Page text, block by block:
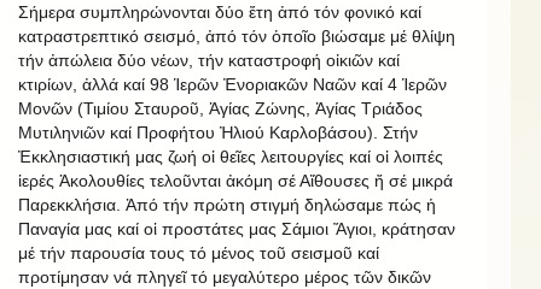
Σήμερα συμπληρώνονται δύο ἔτη ἀπό τόν φονικό καί
κατραστρεπτικό σεισμό, ἀπό τόν ὁποῖο βιώσαμε μέ θλίψη
τήν ἀπώλεια δύο νέων, τήν καταστροφή οἰκιῶν καί
κτιρίων, ἀλλά καί 98 Ἱερῶν Ἐνοριακῶν Ναῶν καί 4 Ἱερῶν
Μονῶν (Τιμίου Σταυροῦ, Ἁγίας Ζώνης, Ἁγίας Τριάδος
Μυτιληνιῶν καί Προφήτου Ἠλιού Καρλοβάσου). Στήν
Ἐκκλησιαστική μας ζωή οἱ θεῖες λειτουργίες καί οἱ λοιπές
ἱερές Ἀκολουθίες τελοῦνται ἀκόμη σέ Αἴθουσες ἤ σέ μικρά
Παρεκκλήσια. Ἀπό τήν πρώτη στιγμή δηλώσαμε πώς ἡ
Παναγία μας καί οἱ προστάτες μας Σάμιοι Ἅγιοι, κράτησαν
μέ τήν παρουσία τους τό μένος τοῦ σεισμοῦ καί
προτίμησαν νά πληγεῖ τό μεγαλύτερο μέρος τῶν δικῶν